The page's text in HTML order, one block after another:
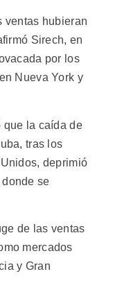
ventas hubieran
Sirech, en
por los
Nueva York y
que la caída de
tras los
deprimió
se
de las ventas
mercados
y Gran